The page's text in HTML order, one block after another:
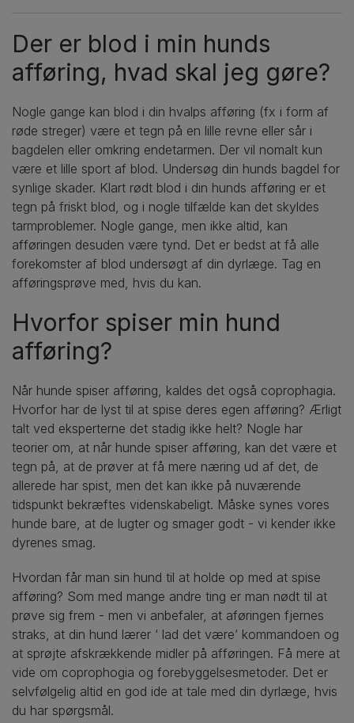
Der er blod i min hunds
afføring, hvad skal jeg gøre?
Nogle gange kan blod i din hvalps afføring (fx i form af
røde streger) være et tegn på en lille revne eller sår i
bagdelen eller omkring endetarmen. Der vil nomalt kun
være et lille sport af blod. Undersøg din hunds bagdel for
synlige skader. Klart rødt blod i din hunds afføring er et
tegn på friskt blod, og i nogle tilfælde kan det skyldes
tarmproblemer. Nogle gange, men ikke altid, kan
afføringen desuden være tynd. Det er bedst at få alle
forekomster af blod undersøgt af din dyrlæge. Tag en
afføringsprøve med, hvis du kan.
Hvorfor spiser min hund
afføring?
Når hunde spiser afføring, kaldes det også coprophagia.
Hvorfor har de lyst til at spise deres egen afføring? Ærligt
talt ved eksperterne det stadig ikke helt? Nogle har
teorier om, at når hunde spiser afføring, kan det være et
tegn på, at de prøver at få mere næring ud af det, de
allerede har spist, men det kan ikke på nuværende
tidspunkt bekræftes videnskabeligt. Måske synes vores
hunde bare, at de lugter og smager godt - vi kender ikke
dyrenes smag.
Hvordan får man sin hund til at holde op med at spise
afføring? Som med mange andre ting er man nødt til at
prøve sig frem - men vi anbefaler, at aføringen fjernes
straks, at din hund lærer ‘ lad det være’ kommandoen og
at sprøjte afskrækkende midler på afføringen. Få mere at
vide om coprophogia og forebyggelsesmetoder. Det er
selvfølgelig altid en god ide at tale med din dyrlæge, hvis
du har spørgsmål.